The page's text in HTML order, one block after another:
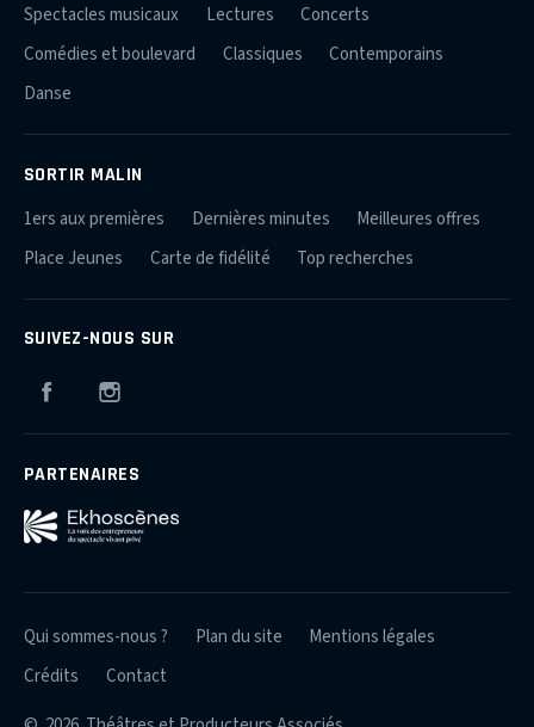
Spectacles musicaux
Lectures
Concerts
Comédies et boulevard
Classiques
Contemporains
Danse
SORTIR MALIN
1ers aux premières Dernières minutes
Meilleures offres
Place Jeunes
Carte de fidélité Top recherches
SUIVEZ-NOUS SUR
Facebook
PARTENAIRES
Qui sommes-nous ? Plan du site
Mentions légales
Crédits
Contact